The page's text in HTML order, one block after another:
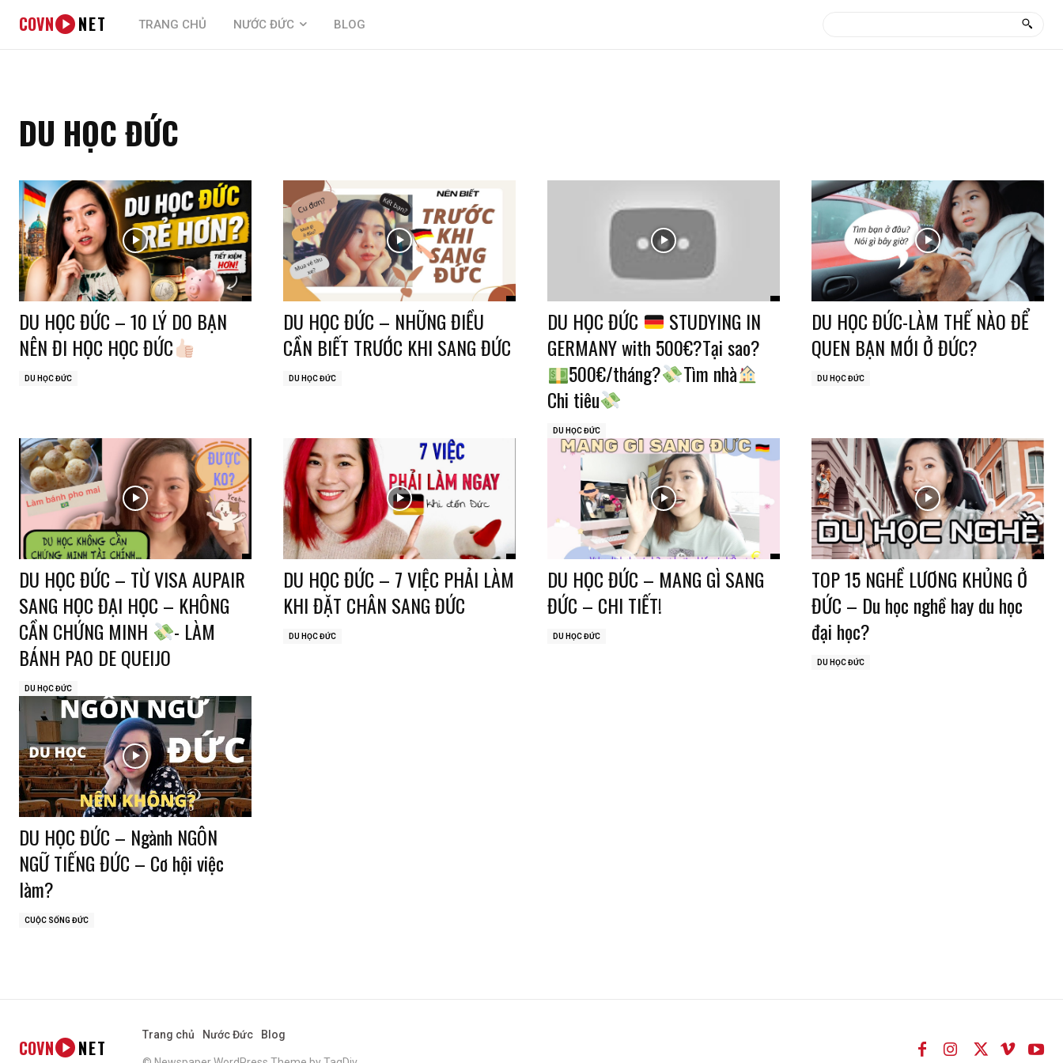
COVN NET TRANG CHỦ NƯỚC ĐỨC BLOG
DU HỌC ĐỨC
DU HỌC ĐỨC – 10 LÝ DO BẠN
NÊN ĐI HỌC HỌC ĐỨC
DU HỌC ĐỨC
DU HỌC ĐỨC – NHỮNG ĐIỀU
CẦN BIẾT TRƯỚC KHI SANG ĐỨC
DU HỌC ĐỨC
DU HỌC ĐỨC
STUDYING IN
GERMANY with 500€?Tại sao?
500€/tháng?
Tìm nhà
Chi tiêu
DU HỌC ĐỨC
DU HỌC ĐỨC-LÀM THẾ NÀO ĐỂ
QUEN BẠN MỚI Ở ĐỨC?
DU HỌC ĐỨC
DU HỌC ĐỨC – TỪ VISA AUPAIR
SANG HỌC ĐẠI HỌC – KHÔNG
CẦN CHỨNG MINH
- LÀM
BÁNH PAO DE QUEIJO
DU HỌC ĐỨC
DU HỌC ĐỨC – 7 VIỆC PHẢI LÀM
KHI ĐẶT CHÂN SANG ĐỨC
DU HỌC ĐỨC
DU HỌC ĐỨC – MANG GÌ SANG
ĐỨC – CHI TIẾT!
DU HỌC ĐỨC
TOP 15 NGHỀ LƯƠNG KHỦNG Ở
ĐỨC – Du học nghề hay du học
đại học?
DU HỌC ĐỨC
DU HỌC ĐỨC – Ngành NGÔN
NGỮ TIẾNG ĐỨC – Cơ hội việc
làm?
CUỘC SỐNG ĐỨC
COVN NET
Trang chủ Nước Đức Blog